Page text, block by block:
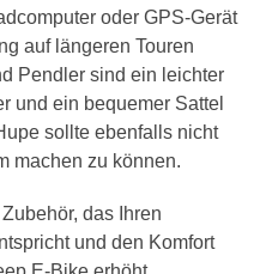
oder GPS-Gerät
auf längeren Touren
Pendler sind ein leichter
und ein bequemer Sattel
sollte ebenfalls nicht
machen zu können.
das Ihren
und den Komfort